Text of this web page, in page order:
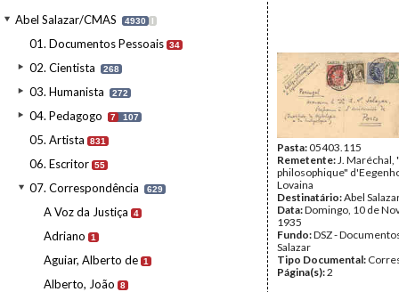
Abel Salazar/CMAS 4930 I
01. Documentos Pessoais 34
02. Cientista 268
03. Humanista 272
04. Pedagogo 7 107
05. Artista 831
06. Escritor 55
07. Correspondência 629
A Voz da Justiça 4
Adriano 1
Aguiar, Alberto de 1
Alberto, João 8
Pasta:05403.115
Remetente:J. Maréchal,
philosophique"
Lovaina
Destinatário:Abel
Data:Domingo, 10 de
1935
Fundo:DSZ -
Salazar
Tipo Documental:
Página(s):2